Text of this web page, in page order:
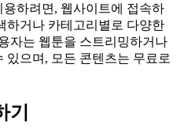
하려면, 웹사이트에 접속하
하거나 카테고리별로 다양한
자는 웹툰을 스트리밍하거나
있으며, 모든 콘텐츠는 무료로